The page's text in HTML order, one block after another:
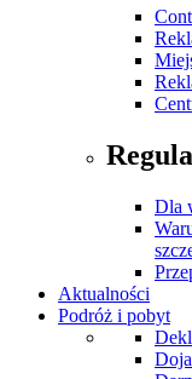
Dla
Aktualności
Podróż i pobyt